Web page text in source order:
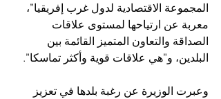
المجموعة الاقتصادية لدول غرب إفريقيا”،
معربة عن ارتياحها لمستوى علاقات
الصداقة والتعاون المتميز القائمة بين
البلدين، و”هي علاقات قوية وأكثر تماسكا”.
وعبرت الوزيرة عن رغبة بلدها في تعزيز